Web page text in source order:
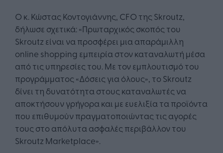
Ο κ. Κώστας Κοντογιάννης, CFΟ της Skroutz,
δήλωσε σχετικά: «Πρωταρχικός σκοπός του
Skroutz είναι να προσφέρει μια απαράμιλλη
online shopping εμπειρία στον καταναλωτή μέσα
από τις υπηρεσίες του. Με τον εμπλουτισμό του
προγράμματος «Δόσεις για όλους», το Skroutz
δίνει τη δυνατότητα στους καταναλωτές να
αποκτήσουν γρήγορα και με ευελιξία τα προϊόντα
που επιθυμούν πραγματοποιώντας τις αγορές
τους στο απόλυτα ασφαλές περιβάλλον του
Skroutz Marketplace».